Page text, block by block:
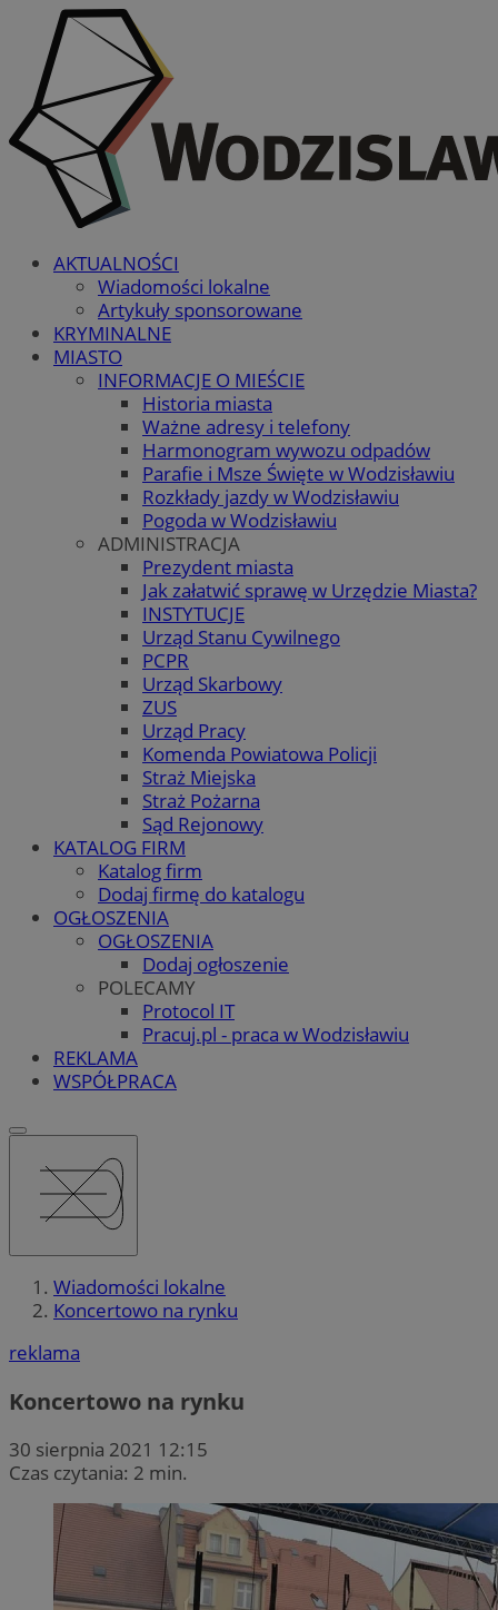
AKTUALNOŚCI
Wiadomości lokalne
Artykuły sponsorowane
KRYMINALNE
MIASTO
INFORMACJE O MIEŚCIE
Historia miasta
Ważne adresy i telefony
Harmonogram wywozu odpadów
Parafie i Msze Święte w Wodzisławiu
Rozkłady jazdy w Wodzisławiu
Pogoda w Wodzisławiu
ADMINISTRACJA
Prezydent miasta
Jak załatwić sprawę w Urzędzie Miasta?
INSTYTUCJE
Urząd Stanu Cywilnego
PCPR
Urząd Skarbowy
ZUS
Urząd Pracy
Komenda Powiatowa Policji
Straż Miejska
Straż Pożarna
Sąd Rejonowy
KATALOG FIRM
Katalog firm
Dodaj firmę do katalogu
OGŁOSZENIA
OGŁOSZENIA
Dodaj ogłoszenie
POLECAMY
Protocol IT
Pracuj.pl - praca w Wodzisławiu
REKLAMA
WSPÓŁPRACA
Wiadomości lokalne
Koncertowo na rynku
reklama
Koncertowo na rynku
30 sierpnia 2021 12:15
Czas czytania: 2 min.